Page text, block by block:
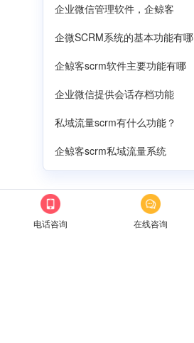
企业微信管理软件，企鲸客
企微SCRM系统的基本功能有哪
企鲸客scrm软件主要功能有哪
企业微信提供会话存档功能
私域流量scrm有什么功能？
企鲸客scrm私域流量系统
企鲸客SCRM
电话咨询 在线咨询